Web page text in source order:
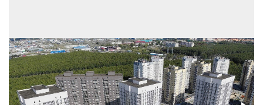
Высота потолков, м
грузопасс.
2,72
Застройщик
ООО СЗ АКВА-ИНВЕСТ